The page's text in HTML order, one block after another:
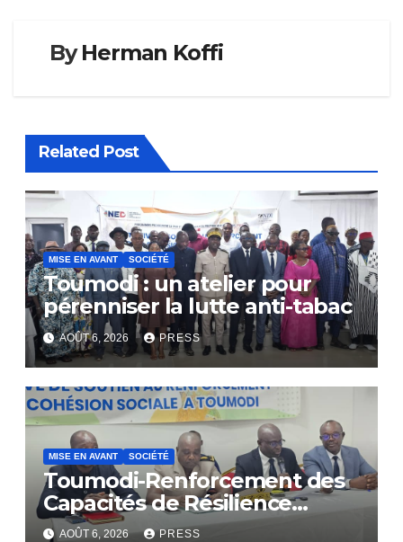
ByHerman Koffi
Related Post
MISE EN AVANT SOCIÉTÉ
Toumodi : un atelier pour
pérenniser la lutte anti-tabac
AOÛT 6, 2026 PRESS
MISE EN AVANT SOCIÉTÉ
Toumodi-Renforcement des
Capacités de Résilience
Communautaire
AOÛT 6, 2026 PRESS